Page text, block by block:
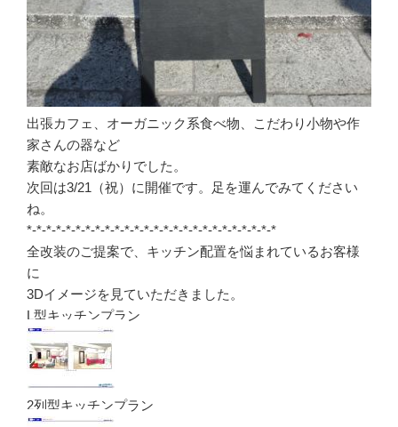
出張カフェ、オーガニック系食べ物、こだわり小物や作
家さんの器など
素敵なお店ばかりでした。
次回は3/21（祝）に開催です。足を運んでみてください
ね。
*-*-*-*-*-*-*-*-*-*-*-*-*-*-*-*-*-*-*-*-*-*-*-*-*-*
全改装のご提案で、キッチン配置を悩まれているお客様
に
3Dイメージを見ていただきました。
L型キッチンプラン
2列型キッチンプラン